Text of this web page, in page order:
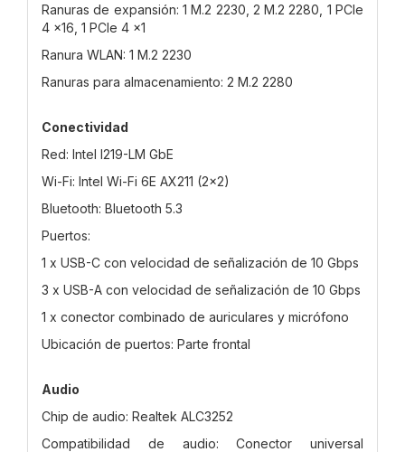
Ranuras de expansión: 1 M.2 2230, 2 M.2 2280, 1 PCIe
4 x16, 1 PCIe 4 x1
Ranura WLAN: 1 M.2 2230
Ranuras para almacenamiento: 2 M.2 2280
Conectividad
Red: Intel I219-LM GbE
Wi-Fi: Intel Wi-Fi 6E AX211 (2x2)
Bluetooth: Bluetooth 5.3
Puertos:
1 x USB-C con velocidad de señalización de 10 Gbps
3 x USB-A con velocidad de señalización de 10 Gbps
1 x conector combinado de auriculares y micrófono
Ubicación de puertos: Parte frontal
Audio
Chip de audio: Realtek ALC3252
Compatibilidad de audio: Conector universal